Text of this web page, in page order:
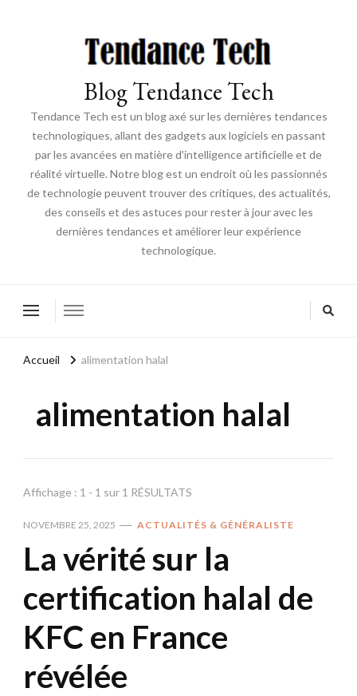
Blog Tendance Tech
Tendance Tech est un blog axé sur les dernières tendances
technologiques, allant des gadgets aux logiciels en passant
par les avancées en matière d'intelligence artificielle et de
réalité virtuelle. Notre blog est un endroit où les passionnés
de technologie peuvent trouver des critiques, des actualités,
des conseils et des astuces pour rester à jour avec les
dernières tendances et améliorer leur expérience
technologique.
Accueil alimentation halal
alimentation halal
Affichage : 1 - 1 sur 1 RÉSULTATS
NOVEMBRE 25, 2025 ACTUALITÉS & GÉNÉRALISTE
La vérité sur la
certification halal de
KFC en France
révélée